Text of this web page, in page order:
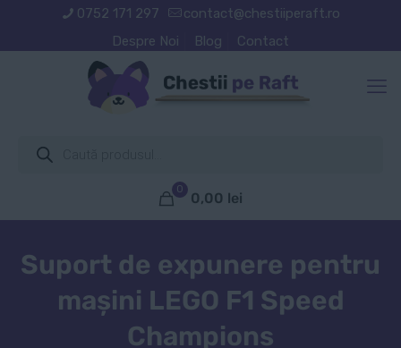
0752 171 297
contact@chestiiperaft.ro
Despre Noi
Blog Contact
search
0
0,00 lei
Suport de expunere pentru
mașini LEGO F1 Speed
Champions